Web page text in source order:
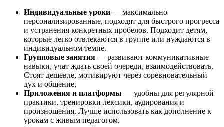
Индивидуальные уроки — максимально
персонализированные, подходят для быстрого прогресса
и устранения конкретных пробелов. Подходит детям,
которые легко отвлекаются в группе или нуждаются в
индивидуальном темпе.
Групповые занятия — развивают коммуникативные
навыки, учат ждать своей очереди, взаимодействовать.
Стоят дешевле, мотивируют через соревновательный
дух и общение.
Приложения и платформы — удобны для регулярной
практики, тренировки лексики, аудирования и
произношения. Лучше использовать как дополнение к
урокам с живым педагогом.